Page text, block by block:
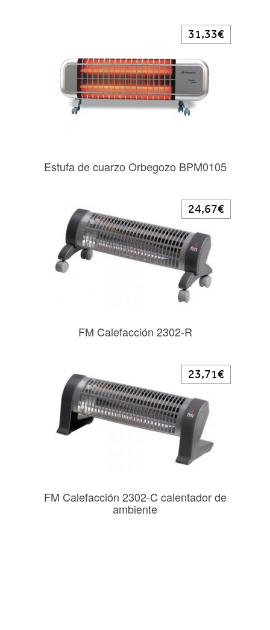
Estufa de cuarzo Orbegozo BPM0105
31,33€
FM Calefacción 2302-R
24,67€
FM Calefacción 2302-C calentador de
ambiente
23,71€